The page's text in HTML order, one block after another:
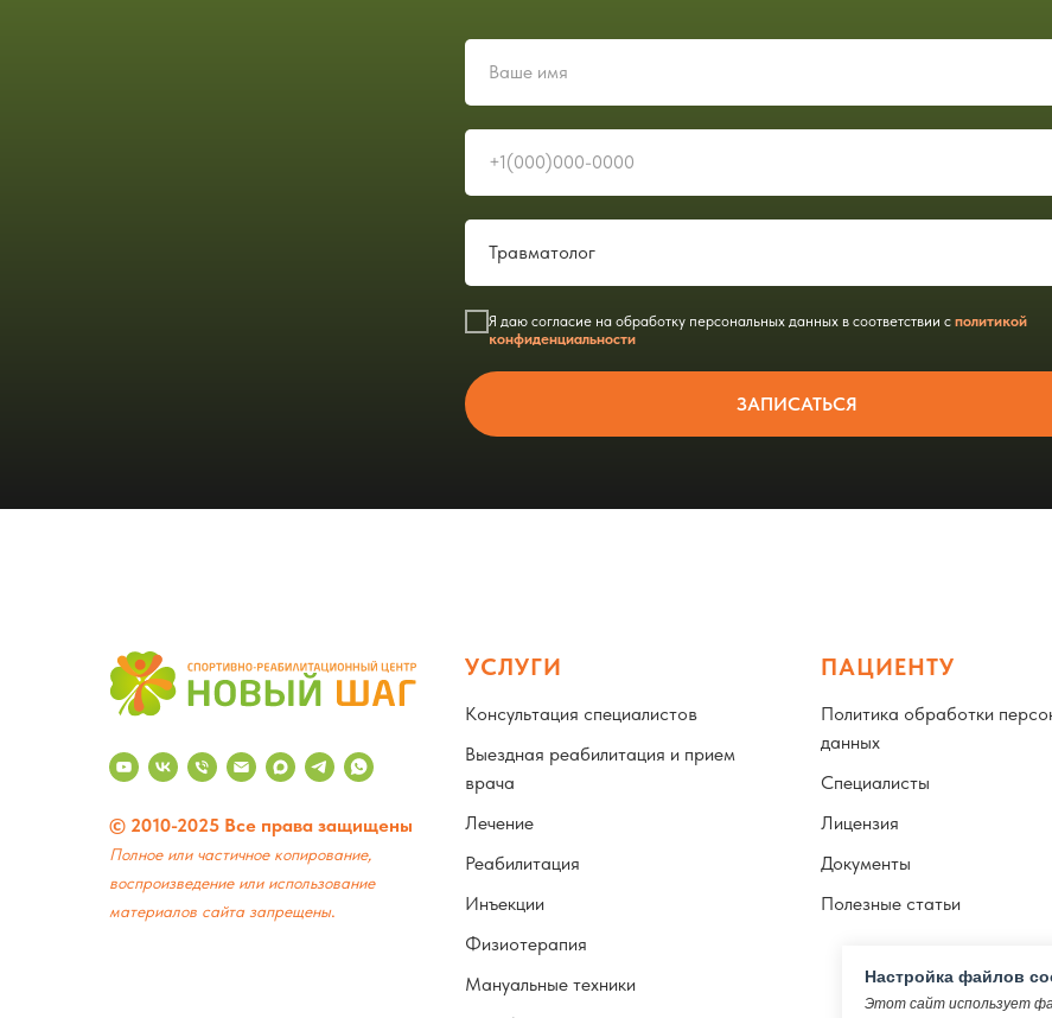
Настройка файлов
Этот сайт использует
Я даю согласие на обработку персональных данных в соответствии с политикой
конфиденциальности
ЗАПИСАТЬСЯ
© 2010-2025 Все права защищены
Полное или частичное копирование,
воспроизведение или использование
материалов сайта запрещены.
УСЛУГИ
Консультация специалистов
Выездная реабилитация и прием
врача
Лечение
Реабилитация
Инъекции
Физиотерапия
Мануальные техники
ПАЦИЕНТУ
Политика обработки
данных
Специалисты
Лицензия
Документы
Полезные статьи